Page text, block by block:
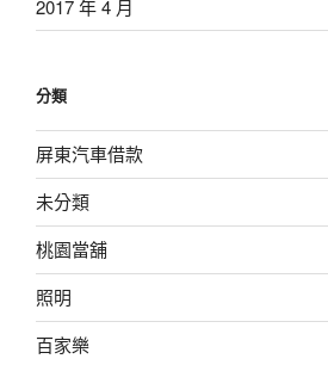
2017 年 4 月
分類
屏東汽車借款
未分類
桃園當舖
照明
百家樂